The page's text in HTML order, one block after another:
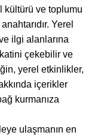
kültürü ve toplumu
Yerel
ilgi alanlarına
çekebilir ve
yerel etkinlikler,
içerikler
kurmanıza
ulaşmanın en